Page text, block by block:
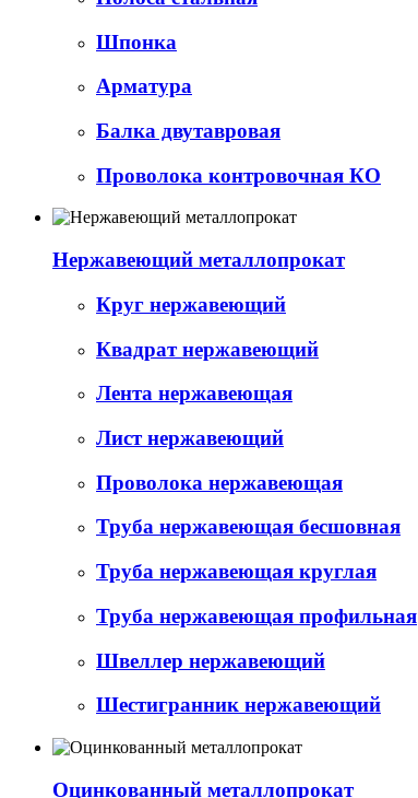
Шпонка
Арматура
Балка двутавровая
Проволока контровочная КО
Нержавеющий металлопрокат
Круг нержавеющий
Квадрат нержавеющий
Лента нержавеющая
Лист нержавеющий
Проволока нержавеющая
Труба нержавеющая бесшовная
Труба нержавеющая круглая
Труба нержавеющая профильная
Швеллер нержавеющий
Шестигранник нержавеющий
Оцинкованный металлопрокат